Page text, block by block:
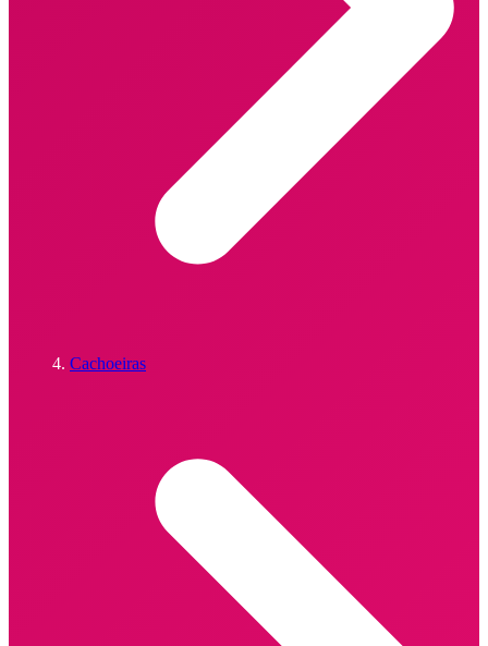
Cachoeiras